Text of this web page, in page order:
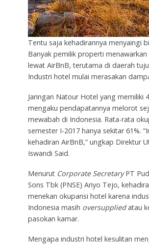
Tentu saja kehadirannya menyaingi
Banyak pemilik properti menawarkan
lewat AirBnB, terutama di daerah
Industri hotel mulai merasakan
Jaringan Natour Hotel yang memiliki
mengaku pendapatannya melorot
mewabah di Indonesia. Rata-rata
semester I-2017 hanya sekitar 61%.
kehadiran AirBnB,” ungkap Direktur
Iswandi Said.
Menurut Corporate SecretaryPT
Sons Tbk (PNSE) Ariyo Tejo,
menekan okupansi hotel karena
Indonesia masih oversuppliedatau
pasokan kamar.
Mengapa industri hotel kesulitan